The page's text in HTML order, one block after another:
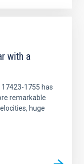
with a
1755 has
remarkable
huge